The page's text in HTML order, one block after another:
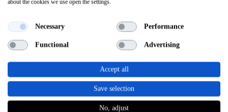
about the cookies we use open the settings.
Necessary Performance
Functional Advertising
Accept all
Save selection
No, adjust